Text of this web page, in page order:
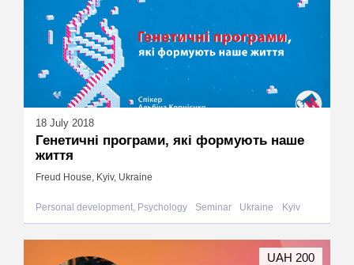
18 July 2018
Генетичні програми, які формують наше
життя
Freud House, Kyiv, Ukraine
Personal development, Psychology Seminar Ukraine Kyiv
UAH 200